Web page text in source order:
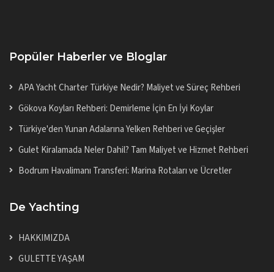
Popüler Haberler ve Bloglar
APA Yacht Charter Türkiye Nedir? Maliyet ve Süreç Rehberi
Gökova Koyları Rehberi: Demirleme İçin En İyi Koylar
Türkiye'den Yunan Adalarına Yelken Rehberi ve Geçişler
Gulet Kiralamada Neler Dahil? Tam Maliyet ve Hizmet Rehberi
Bodrum Havalimanı Transferi: Marina Rotaları ve Ücretler
De Yachting
HAKKIMIZDA
GULETTE YAŞAM